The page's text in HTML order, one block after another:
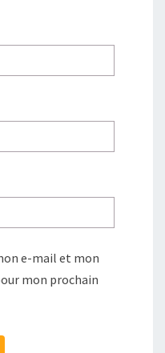
e-mail et mon
mon prochain